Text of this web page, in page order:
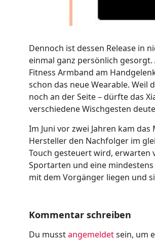
Dennoch ist dessen Release in
einmal ganz persönlich
Fitness Armband am
schon das neue Wearable. Weil
noch an der Seite – dürfte das
verschiedene Wischgesten
Im Juni vor zwei Jahren kam
Hersteller den Nachfolger im
Touch gesteuert wird,
Sportarten und eine
mit dem Vorgänger liegen und
Kommentar schreiben
Du musstangemeldetsein, um